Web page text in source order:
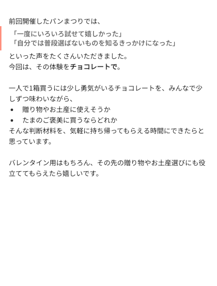
前回開催したパンまつりでは、
「一度にいろいろ試せて嬉しかった」
「自分では普段選ばないものを知るきっかけになった」
といった声をたくさんいただきました。
今回は、その体験をチョコレートで。
一人で1箱買うには少し勇気がいるチョコレートを、みんなで少
しずつ味わいながら、
贈り物やお土産に使えそうか
たまのご褒美に買うならどれか
そんな判断材料を、気軽に持ち帰ってもらえる時間にできたらと
思っています。
バレンタイン用はもちろん、その先の贈り物やお土産選びにも役
立ててもらえたら嬉しいです。